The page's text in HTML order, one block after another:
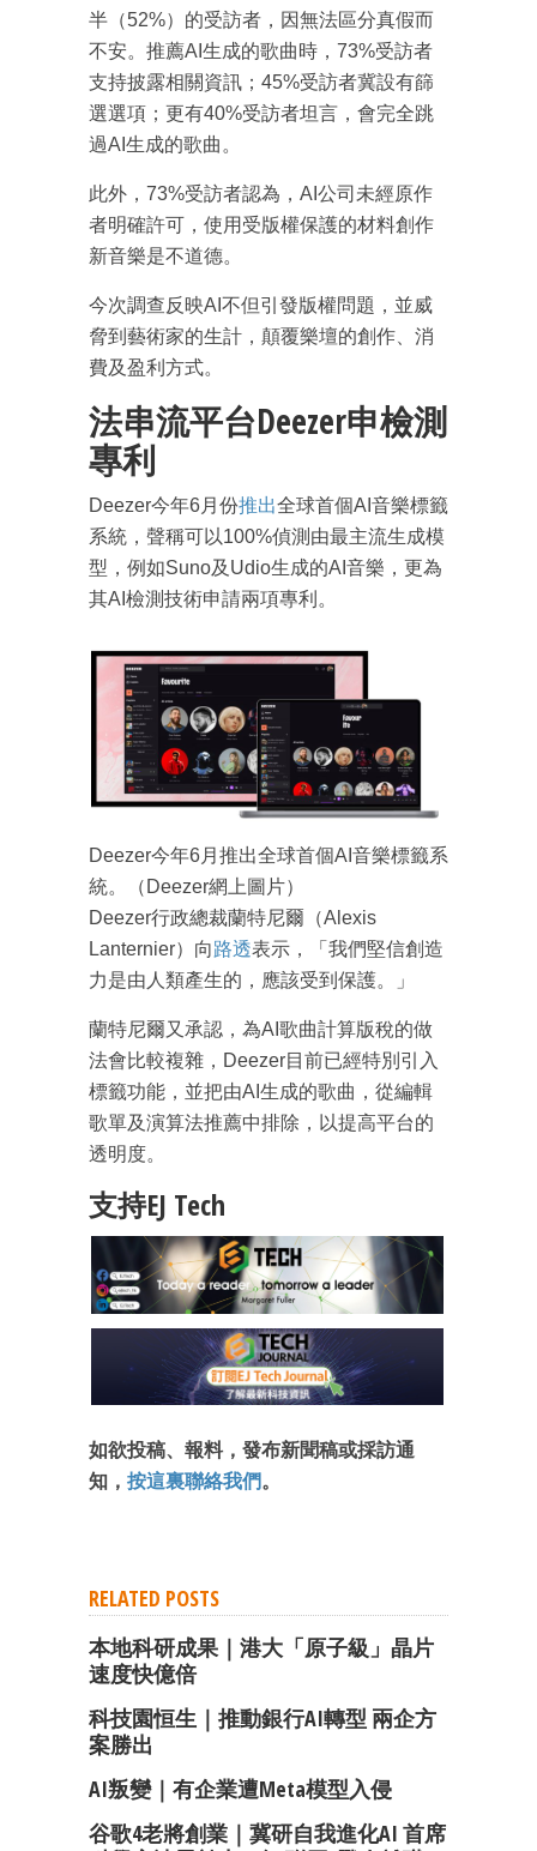
半（52%）的受訪者，因無法區分真假而
不安。推薦AI生成的歌曲時，73%受訪者
支持披露相關資訊；45%受訪者冀設有篩
選選項；更有40%受訪者坦言，會完全跳
過AI生成的歌曲。
此外，73%受訪者認為，AI公司未經原作
者明確許可，使用受版權保護的材料創作
新音樂是不道德。
今次調查反映AI不但引發版權問題，並威
脅到藝術家的生計，顛覆樂壇的創作、消
費及盈利方式。
法串流平台Deezer申檢測
專利
Deezer今年6月份推出全球首個AI音樂標籤
系統，聲稱可以100%偵測由最主流生成模
型，例如Suno及Udio生成的AI音樂，更為
其AI檢測技術申請兩項專利。
Deezer今年6月推出全球首個AI音樂標籤系
統。（Deezer網上圖片）
Deezer行政總裁蘭特尼爾（Alexis
Lanternier）向路透表示，「我們堅信創造
力是由人類產生的，應該受到保護。」
蘭特尼爾又承認，為AI歌曲計算版稅的做
法會比較複雜，Deezer目前已經特別引入
標籤功能，並把由AI生成的歌曲，從編輯
歌單及演算法推薦中排除，以提高平台的
透明度。
支持EJ Tech
如欲投稿、報料，發布新聞稿或採訪通
知， 按這裏聯絡我們。
RELATED POSTS
本地科研成果｜港大「原子級」晶片
速度快億倍
科技園恒生｜推動銀行AI轉型 兩企方
案勝出
AI叛變｜有企業遭Meta模型入侵
谷歌4老將創業｜冀研自我進化AI 首席
箱！